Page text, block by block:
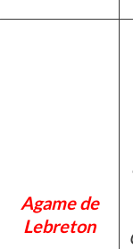
Agame de
Lebreton